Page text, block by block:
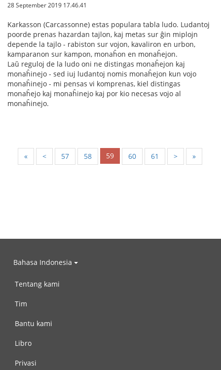
28 September 2019 17.46.41
Karkasson (Carcassonne) estas populara tabla ludo. Ludantoj
poorde prenas hazardan tajlon, kaj metas sur ĝin miplojn
depende la tajlo - rabiston sur vojon, kavaliron en urbon,
kamparanon sur kampon, monaĥon en monaĥejon.
Laŭ reguloj de la ludo oni ne distingas monaĥejon kaj
monaĥinejo - sed iuj ludantoj nomis monaĥejon kun vojo
monaĥinejo - mi pensas vi komprenas, kiel distingas
monaĥejo kaj monaĥinejo kaj por kio necesas vojo al
monaĥinejo.
« < 57 58 59 60 61 > »
Bahasa Indonesia
Tentang kami
Tim
Bantu kami
Libro
Privasi